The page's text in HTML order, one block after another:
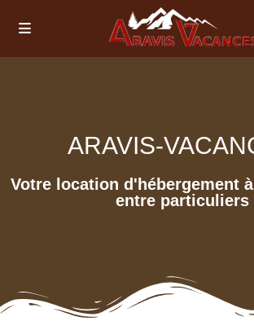
ARAVIS-
Votre location d'hébergement
entre particuliers